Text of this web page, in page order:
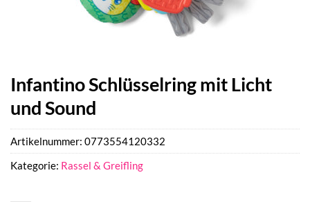
Infantino Schlüsselring mit Licht
und Sound
Artikelnummer: 0773554120332
Kategorie: Rassel & Greifling